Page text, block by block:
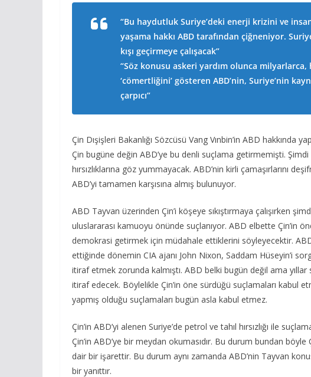
“Bu haydutluk Suriye’deki enerji krizini ve
yaşama hakkı ABD tarafından çiğneniyor.
kışı geçirmeye çalışacak”
“Söz konusu askeri yardım olunca
‘cömertliğini’ gösteren ABD’nin, Suriye’nin
çarpıcı”
Çin Dışişleri Bakanlığı Sözcüsü Vang Vınbin’in ABD
Çin bugüne değin ABD’ye bu denli suçlama getirmemişti.
hırsızlıklarına göz yummayacak. ABD’nin kirli çamaşırlarını
ABD’yi tamamen karşısına almış bulunuyor.
ABD Tayvan üzerinden Çin’i köşeye sıkıştırmaya çalışırken
uluslararası kamuoyu önünde suçlanıyor. ABD elbette Çin’in
demokrasi getirmek için müdahale ettiklerini söyleyecektir. ABD
ettiğinde dönemin CIA ajanı John Nixon, Saddam Hüseyin’i
itiraf etmek zorunda kalmıştı. ABD belki bugün değil ama yıllar
itiraf edecek. Böylelikle Çin’in öne sürdüğü suçlamaları kabul
yapmış olduğu suçlamaları bugün asla kabul etmez.
Çin’in ABD’yi alenen Suriye’de petrol ve tahıl hırsızlığı ile
Çin’in ABD’ye bir meydan okumasıdır. Bu durum bundan böyle
dair bir işarettir. Bu durum aynı zamanda ABD’nin Tayvan
bir yanıttır.